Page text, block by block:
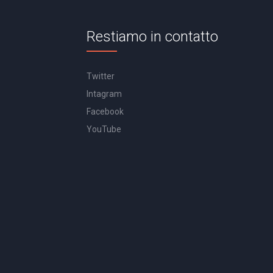
Restiamo in contatto
Twitter
Intagram
Facebook
YouTube